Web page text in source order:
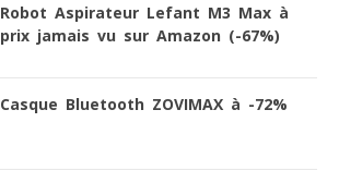
Robot Aspirateur Lefant M3 Max à
prix jamais vu sur Amazon (-67%)
Casque Bluetooth ZOVIMAX à -72%